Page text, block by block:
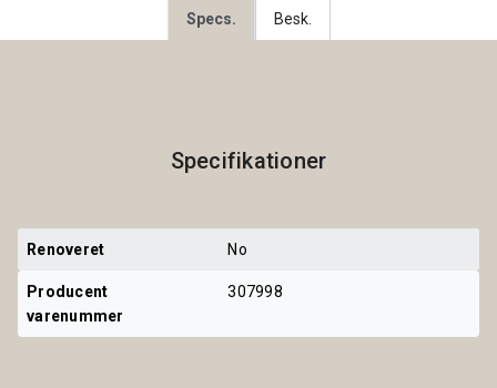
Specs. Besk.
Specifikationer
Renoveret No
Producent
varenummer
307998